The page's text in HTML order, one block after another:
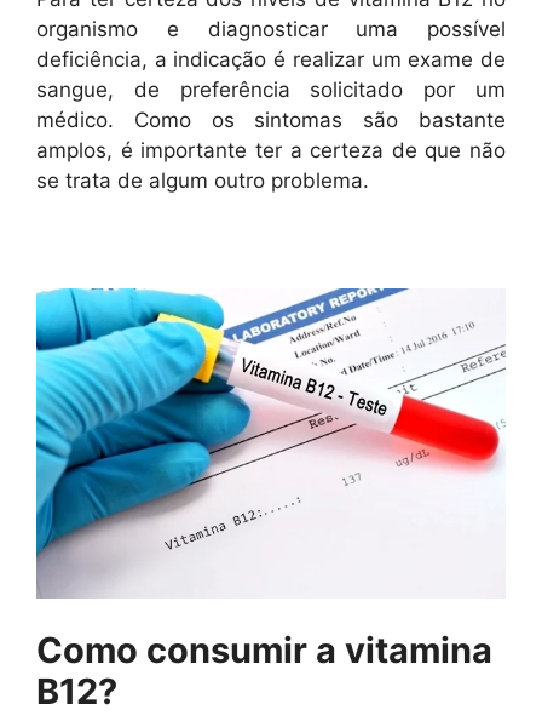
organismo e diagnosticar uma possível
deficiência, a indicação é realizar um exame de
sangue, de preferência solicitado por um
médico. Como os sintomas são bastante
amplos, é importante ter a certeza de que não
se trata de algum outro problema.
Como consumir a vitamina
B12?